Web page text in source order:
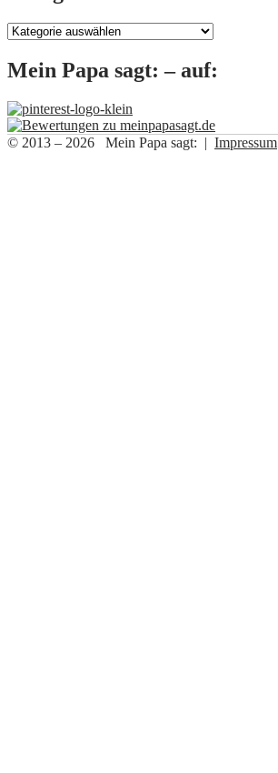
Kategorien
Mein Papa sagt: – auf:
© 2013 – 2026 Mein Papa sagt: | Impressum